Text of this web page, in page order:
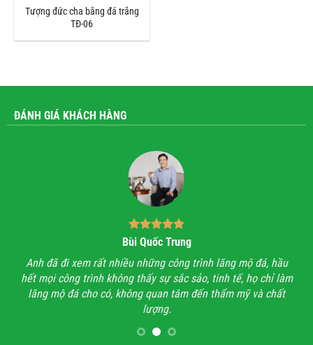
Tượng đức cha bằng đá trắng
TĐ-06
ĐÁNH GIÁ KHÁCH HÀNG
Bùi Quốc Trung
Anh đã đi xem rất nhiều những công trình lăng mộ đá, hầu
hết mọi công trình không thấy sự sắc sảo, tinh tế, họ chỉ làm
lăng mộ đá cho có, không quan tâm đến thẩm mỹ và chất
lượng.